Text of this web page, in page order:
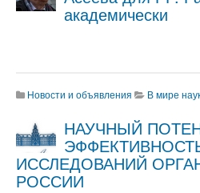
академически
Новости и объявления В мире
НАУЧНЫЙ
ИССЛЕДОВАНИЙ
РОССИИ